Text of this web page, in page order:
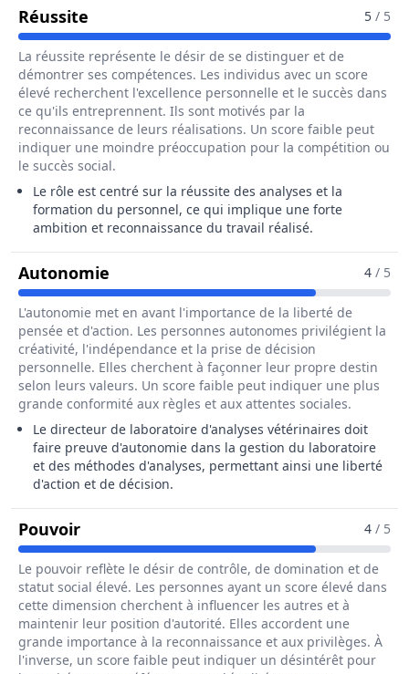
Réussite Pour Le Métier De Directeur / 5 / 5
La réussite représente le désir de se distinguer et de
démontrer ses compétences. Les individus avec un score
élevé recherchent l'excellence personnelle et le succès dans
ce qu'ils entreprennent. Ils sont motivés par la
reconnaissance de leurs réalisations. Un score faible peut
indiquer une moindre préoccupation pour la compétition ou
le succès social.
Le rôle est centré sur la réussite des analyses et la
formation du personnel, ce qui implique une forte
ambition et reconnaissance du travail réalisé.
Autonomie Pour Le Métier De Directeur / 4 / 5
L'autonomie met en avant l'importance de la liberté de
pensée et d'action. Les personnes autonomes privilégient la
créativité, l'indépendance et la prise de décision
personnelle. Elles cherchent à façonner leur propre destin
selon leurs valeurs. Un score faible peut indiquer une plus
grande conformité aux règles et aux attentes sociales.
Le directeur de laboratoire d'analyses vétérinaires doit
faire preuve d'autonomie dans la gestion du laboratoire
et des méthodes d'analyses, permettant ainsi une liberté
d'action et de décision.
PouvoirPour Le Métier De Directeur / 4 / 5
Le pouvoir reflète le désir de contrôle, de domination et de
statut social élevé. Les personnes ayant un score élevé dans
cette dimension cherchent à influencer les autres et à
maintenir leur position d'autorité. Elles accordent une
grande importance à la reconnaissance et aux privilèges. À
l'inverse, un score faible peut indiquer un désintérêt pour